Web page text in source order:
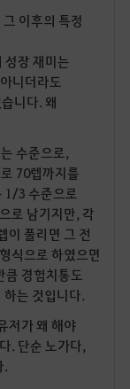
이후의 특정
성장 재미는
니더라도
니다. 왜
수준으로,
70렙까지를
1/3 수준으로
로 남기지만, 각
이 풀리면 그 전
식으로 하였으면
경험치통도
하는 것입니다.
저가 왜 해야
. 단순 노가다,
.